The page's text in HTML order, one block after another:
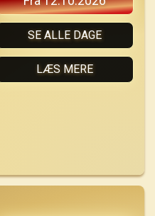
SE ALLE DAGE
LÆS MERE